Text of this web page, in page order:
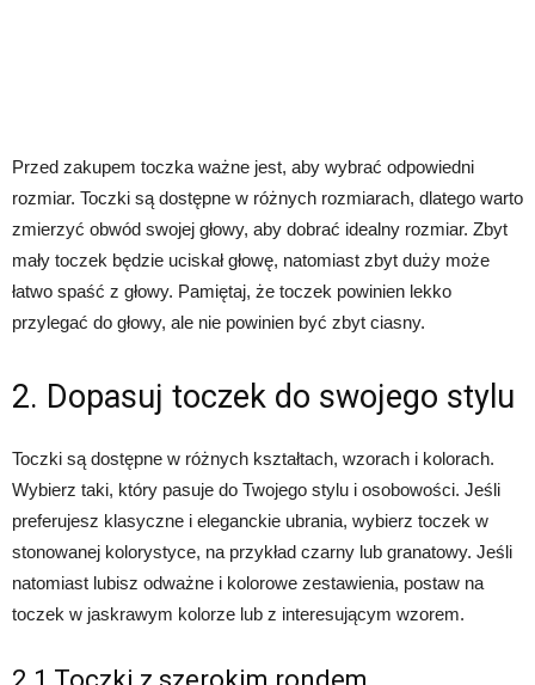
Przed zakupem toczka ważne jest, aby wybrać odpowiedni
rozmiar. Toczki są dostępne w różnych rozmiarach, dlatego warto
zmierzyć obwód swojej głowy, aby dobrać idealny rozmiar. Zbyt
mały toczek będzie uciskał głowę, natomiast zbyt duży może
łatwo spaść z głowy. Pamiętaj, że toczek powinien lekko
przylegać do głowy, ale nie powinien być zbyt ciasny.
2. Dopasuj toczek do swojego stylu
Toczki są dostępne w różnych kształtach, wzorach i kolorach.
Wybierz taki, który pasuje do Twojego stylu i osobowości. Jeśli
preferujesz klasyczne i eleganckie ubrania, wybierz toczek w
stonowanej kolorystyce, na przykład czarny lub granatowy. Jeśli
natomiast lubisz odważne i kolorowe zestawienia, postaw na
toczek w jaskrawym kolorze lub z interesującym wzorem.